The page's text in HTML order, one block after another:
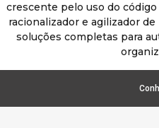
crescente pelo uso do
racionalizador e agilizador
soluções completas para